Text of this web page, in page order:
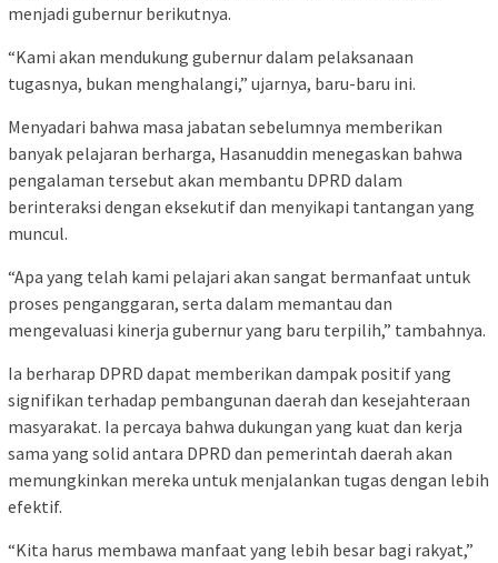
menjadi gubernur berikutnya.
“Kami akan mendukung gubernur dalam pelaksanaan
tugasnya, bukan menghalangi,” ujarnya, baru-baru ini.
Menyadari bahwa masa jabatan sebelumnya memberikan
banyak pelajaran berharga, Hasanuddin menegaskan bahwa
pengalaman tersebut akan membantu DPRD dalam
berinteraksi dengan eksekutif dan menyikapi tantangan yang
muncul.
“Apa yang telah kami pelajari akan sangat bermanfaat untuk
proses penganggaran, serta dalam memantau dan
mengevaluasi kinerja gubernur yang baru terpilih,” tambahnya.
Ia berharap DPRD dapat memberikan dampak positif yang
signifikan terhadap pembangunan daerah dan kesejahteraan
masyarakat. Ia percaya bahwa dukungan yang kuat dan kerja
sama yang solid antara DPRD dan pemerintah daerah akan
memungkinkan mereka untuk menjalankan tugas dengan lebih
efektif.
“Kita harus membawa manfaat yang lebih besar bagi rakyat,”